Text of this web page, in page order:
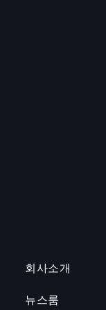
회사소개
뉴스룸